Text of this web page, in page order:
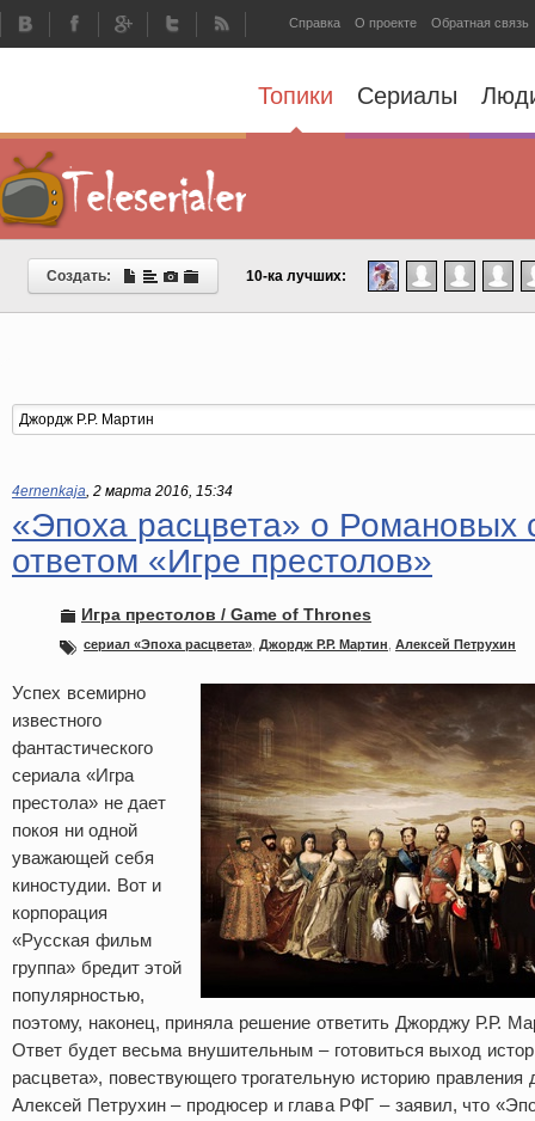
Справка О проекте Обратная связь
Топики Сериалы
Создать: 10-ка лучших:
4ernenkaja, 2 марта 2016, 15:34
«Эпоха расцвета» о Романовых
ответом «Игре престолов»
Игра престолов / Game of Thrones
сериал «Эпоха расцвета» Джордж Р.Р. Мартин Алексей Петрухин
Успех всемирно
известного
фантастического
сериала «Игра
престола» не дает
покоя ни одной
уважающей себя
киностудии. Вот и
корпорация
«Русская фильм
группа» бредит этой
популярностью,
поэтому, наконец, приняла решение ответить Джорджу Р.Р.
Ответ будет весьма внушительным – готовиться выход
расцвета», повествующего трогательную историю правления
Алексей Петрухин – продюсер и глава РФГ – заявил, что